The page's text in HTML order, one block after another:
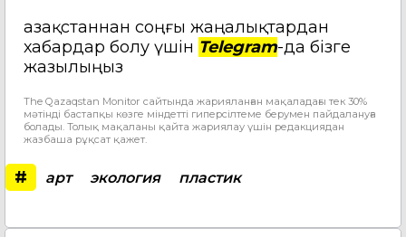
Қазақстаннан соңғы жаңалықтардан
хабардар болу үшін Telegram-да бізге
жазылыңыз
The Qazaqstan Monitor сайтында жарияланған мақаладағы тек 30%
мәтінді бастапқы көзге міндетті гиперсілтеме берумен пайдалануға
болады. Толық мақаланы қайта жариялау үшін редакциядан
жазбаша рұқсат қажет.
# арт экология пластик